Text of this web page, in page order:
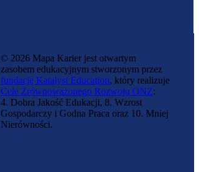
© 2026 Mapa Karier jest otwartym
zasobem edukacyjnym stworzonym przez
fundację Katalyst Education, który realizuje
Cele Zrównoważonego Rozwoju ONZ:
4. Dobra Jakość Edukacji, 8. Wzrost
Gospodarczy i Godna Praca oraz 10. Mniej
Nierówności.